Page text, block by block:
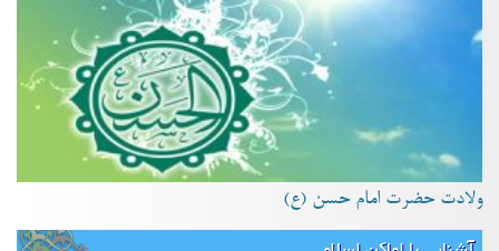
ولادت حضرت امام حسن (ع)